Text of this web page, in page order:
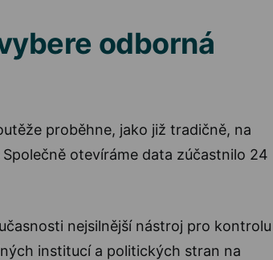
odborná
proběhne, jako již tradičně, na
otevíráme data zúčastnilo 24
nejsilnější nástroj pro kontrolu
institucí a politických stran na